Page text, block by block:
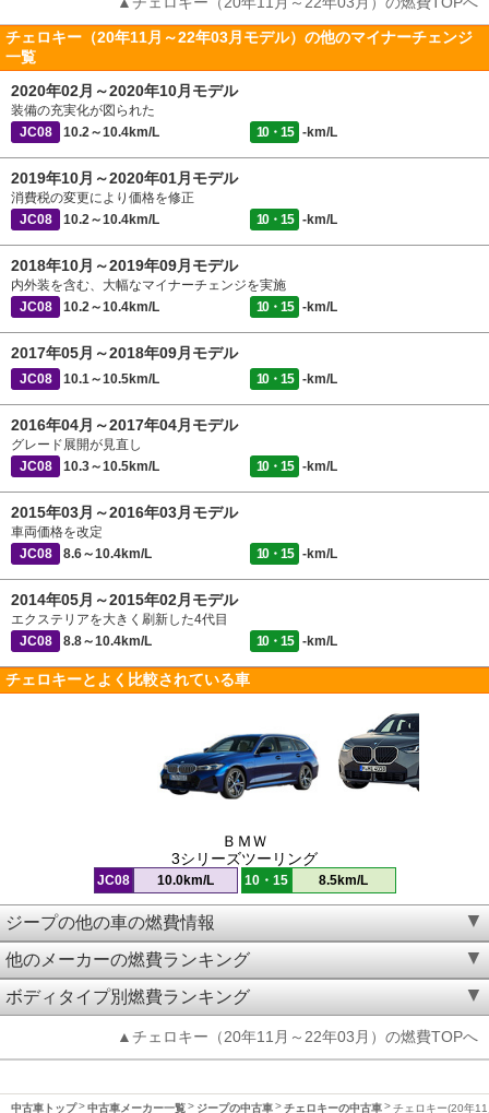
チェロキー（20年11月～22年03月モデル）の他のマイナーチェンジ
一覧
2020年02月～2020年10月モデル
装備の充実化が図られた
JC08
10.2～10.4km/L 10・15 -km/L
2019年10月～2020年01月モデル
消費税の変更により価格を修正
JC08
10.2～10.4km/L 10・15 -km/L
2018年10月～2019年09月モデル
内外装を含む、大幅なマイナーチェンジを実施
JC08
10.2～10.4km/L 10・15 -km/L
2017年05月～2018年09月モデル
JC08 10.1～10.5km/L 10・15 -km/L
2016年04月～2017年04月モデル
グレード展開が見直し
JC08
10.3～10.5km/L 10・15 -km/L
2015年03月～2016年03月モデル
車両価格を改定
JC08
8.6～10.4km/L 10・15 -km/L
2014年05月～2015年02月モデル
エクステリアを大きく刷新した4代目
JC08
8.8～10.4km/L 10・15 -km/L
チェロキーとよく比較されている車
ＢＭＷ
3シリーズツーリング
JC08 10.0km/L 10・15 8.5km/L
ジープの他の車の燃費情報
他のメーカーの燃費ランキング
ボディタイプ別燃費ランキング
▲チェロキー（20年11月～22年03月）の燃費TOPへ
中古車トップ 中古車メーカー一覧 ジープの中古車 チェロキーの中古車 チェロキー(20年